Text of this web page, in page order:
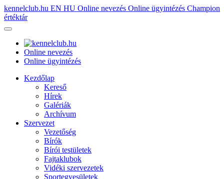
kennelclub.hu EN HU Online nevezés Online ügyintézés Champion
értéktár
Online nevezés
Online ügyintézés
Kezdőlap
Kereső
Hírek
Galériák
Archívum
Szervezet
Vezetőség
Bírók
Bírói testületek
Fajtaklubok
Vidéki szervezetek
Sportegyesületek